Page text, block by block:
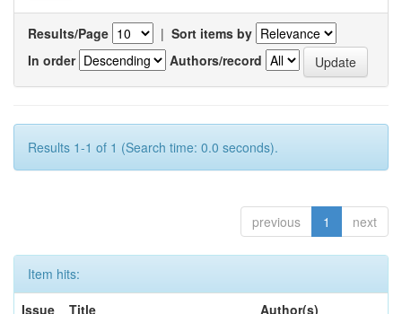
Results/Page | Sort items by
In order
Authors/record
Results 1-1 of 1 (Search time: 0.0 seconds).
previous 1 next
Item hits:
Issue
Title Author(s)